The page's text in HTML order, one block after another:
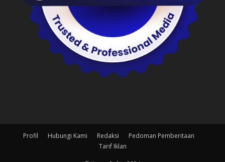
Profil Hubungi Kami Redaksi
Pedoman Pemberitaan
Tarif Iklan